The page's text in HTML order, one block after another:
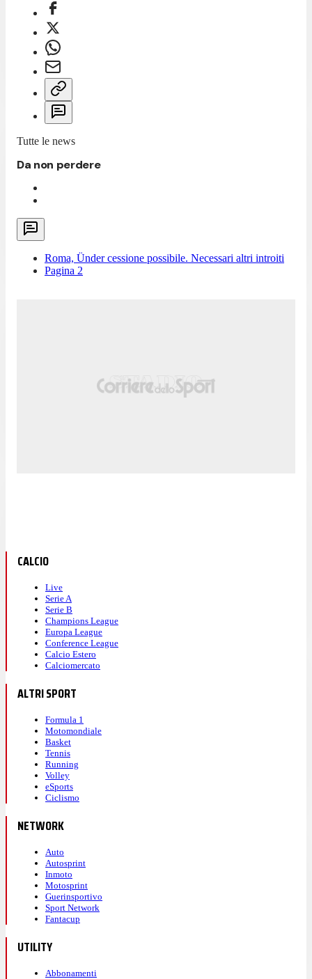
Tutte le news
Da non perdere
Roma, Ünder cessione possibile. Necessari altri introiti
Pagina 2
CALCIO
Live
Serie A
Serie B
Champions League
Europa League
Conference League
Calcio Estero
Calciomercato
ALTRI SPORT
Formula 1
Motomondiale
Basket
Tennis
Running
Volley
eSports
Ciclismo
NETWORK
Auto
Autosprint
Inmoto
Motosprint
Guerinsportivo
Sport Network
Fantacup
UTILITY
Abbonamenti